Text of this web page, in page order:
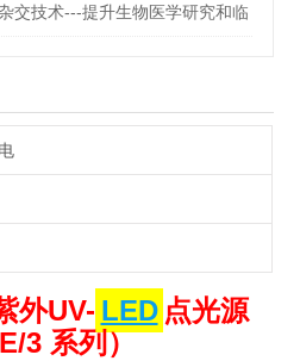
交技术---提升生物医学研究和临
外UV- LED 点光源
3 系列）